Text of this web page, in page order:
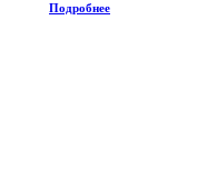
Подробнее